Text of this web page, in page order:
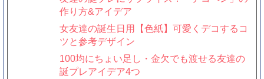
作り方&アイデア
女友達の誕生日用【色紙】可愛くデコするコ
ツと参考デザイン
100均にちょい足し・金欠でも渡せる友達の
誕プレアイデア4つ